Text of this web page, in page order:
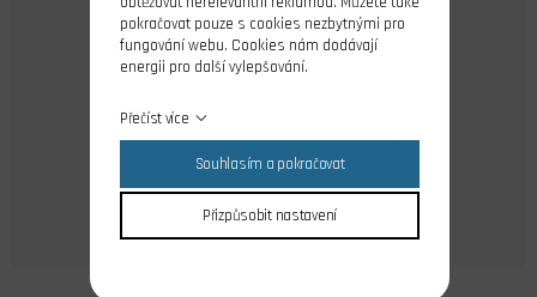
skladem >10ks
Do košíku
pokračovat pouze s cookies nezbytnými pro
fungování webu. Cookies nám dodávají
energii pro další vylepšování.
Přečíst více
Souhlasím a pokračovat
Přizpůsobit nastavení